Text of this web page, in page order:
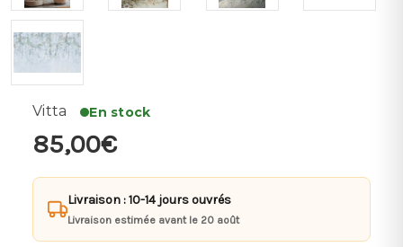
Vitta En stock
85,00€
Livraison : 10-14 jours ouvrés
Livraison estimée avant le 20 août